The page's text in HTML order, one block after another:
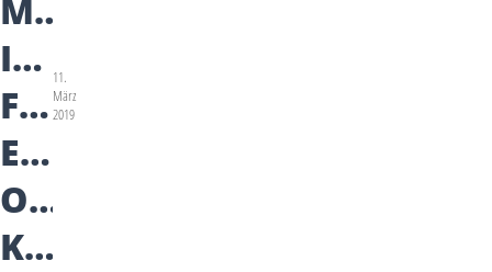
IDEEN
FÜR
EURE
OSTER-
KAMPAGNE
11.
März
2019